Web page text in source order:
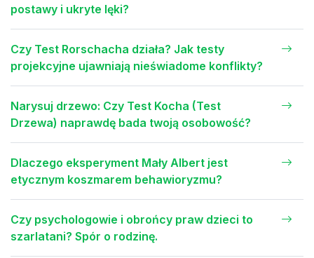
postawy i ukryte lęki?
Czy Test Rorschacha działa? Jak testy
projekcyjne ujawniają nieświadome konflikty?
Narysuj drzewo: Czy Test Kocha (Test
Drzewa) naprawdę bada twoją osobowość?
Dlaczego eksperyment Mały Albert jest
etycznym koszmarem behawioryzmu?
Czy psychologowie i obrońcy praw dzieci to
szarlatani? Spór o rodzinę.